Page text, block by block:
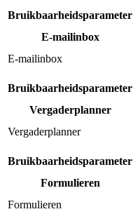
Bruikbaarheidsparameter
E-mailinbox
E-mailinbox
Bruikbaarheidsparameter
Vergaderplanner
Vergaderplanner
Bruikbaarheidsparameter
Formulieren
Formulieren